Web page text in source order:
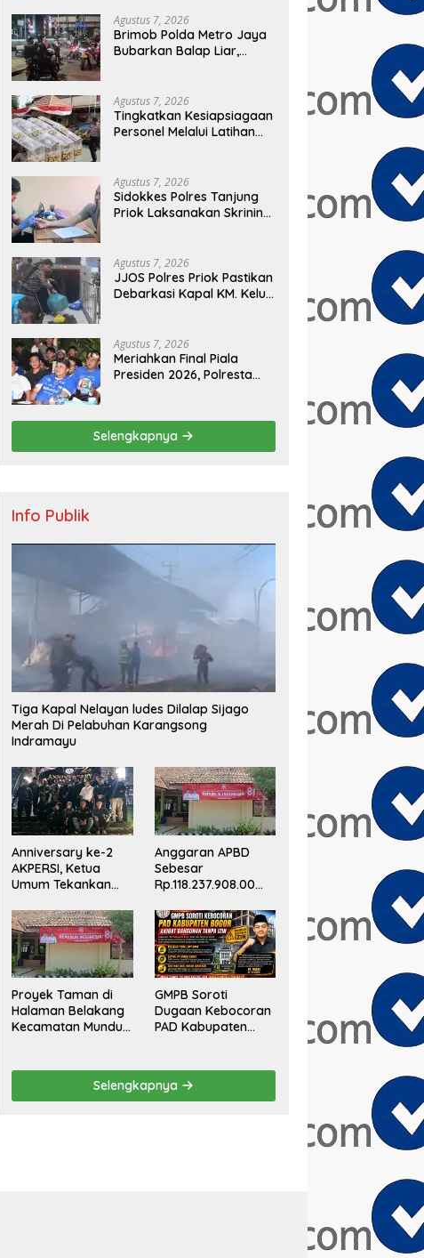
Agustus 7, 2026
Brimob Polda Metro Jaya
Bubarkan Balap Liar,
Timur
Agustus 7, 2026
Tingkatkan Kesiapsiagaan
Personel Melalui Latihan
Agustus 7, 2026
Sidokkes Polres Tanjung
Priok Laksanakan Skrining
PNPP
Agustus 7, 2026
JJOS Polres Priok Pastikan
Debarkasi Kapal KM. Kelud
Agustus 7, 2026
Meriahkan Final Piala
Presiden 2026, Polresta
Bagi-Bagi Motor Listrik
Selengkapnya
Info Publik
Tiga Kapal Nelayan ludes Dilalap Sijago
Merah Di Pelabuhan Karangsong
Indramayu
Anniversary ke-2
AKPERSI, Ketua
Umum Tekankan
dan Targetkan
Pendaftaran
Konstituen ke
Dewan Pers
Anggaran APBD
Sebesar
Rp.118.237.908.00
Kemewahan yang
Tak Masuk Akal,
Harus
Dipertanggungjawa
bkan Secara
Terbuka!
Proyek Taman di
Halaman Belakang
Kecamatan Mundu:
Tak Tersedia
GMPB Soroti
Dugaan Kebocoran
PAD Kabupaten
Pengawasan
Bangunan Tak
Berizin
Selengkapnya